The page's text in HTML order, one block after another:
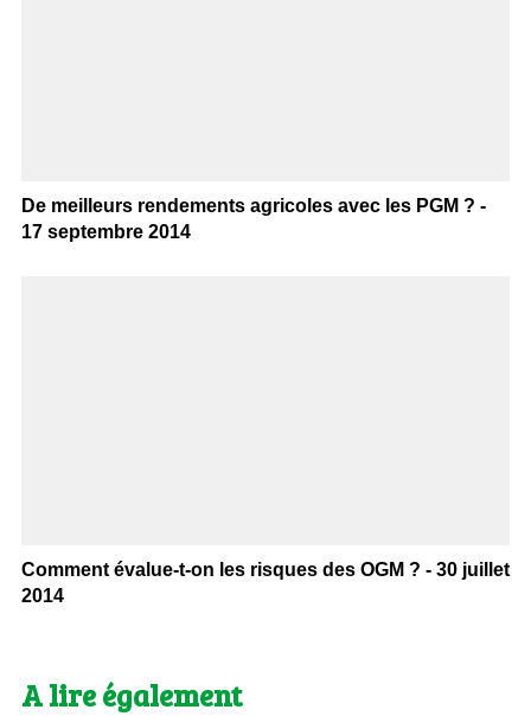
De meilleurs rendements agricoles avec les PGM ? -
17 septembre 2014
Comment évalue-t-on les risques des OGM ? - 30 juillet
2014
A lire également